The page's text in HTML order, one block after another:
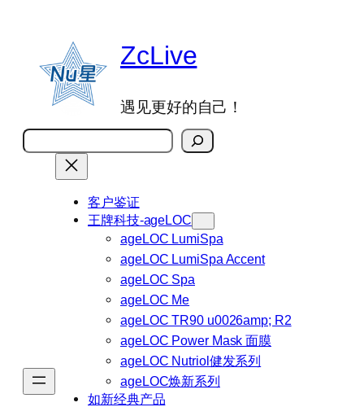
ZcLive
遇见更好的自己！
搜
索
客户鉴证
王牌科技-ageLOC
ageLOC LumiSpa
ageLOC LumiSpa Accent
ageLOC Spa
ageLOC Me
ageLOC TR90 u0026amp; R2
ageLOC Power Mask 面膜
ageLOC Nutriol健发系列
ageLOC焕新系列
如新经典产品